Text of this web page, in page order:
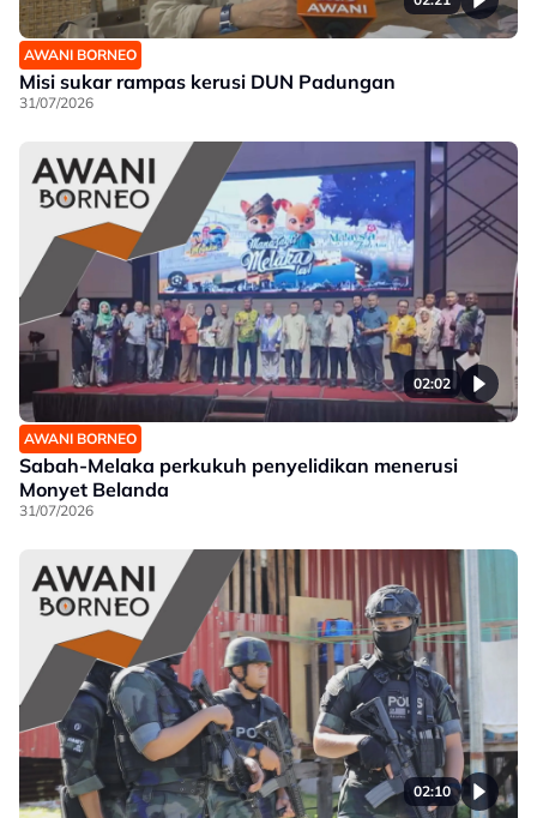
AWANI BORNEO
Misi sukar rampas kerusi DUN Padungan
31/07/2026
02:02
AWANI BORNEO
Sabah-Melaka perkukuh penyelidikan menerusi
Monyet Belanda
31/07/2026
02:10